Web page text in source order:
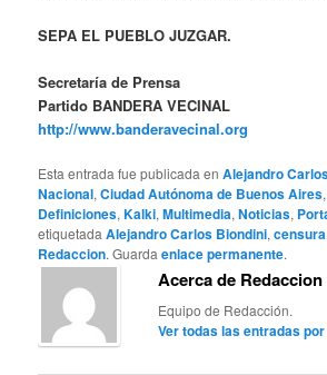
SEPA EL PUEBLO JUZGAR.
Secretaría de Prensa
Partido BANDERA VECINAL
http://www.banderavecinal.org
Esta entrada fue publicada enAlejandro
Nacional,Ciudad Autónoma de Buenos Aires
Definiciones,Kalki,Multimedia,Noticias,
etiquetadaAlejandro Carlos Biondini,censura
Redaccion. Guardaenlace permanente.
Acerca de Redaccion
Equipo de Redacción.
Ver todas las entradas